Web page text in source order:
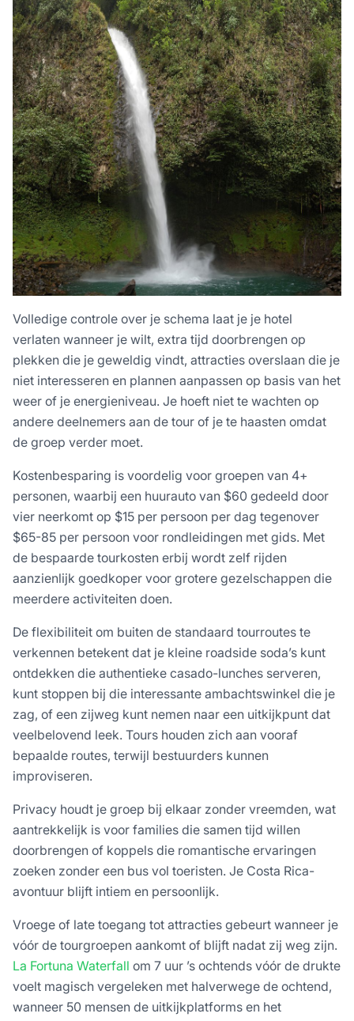
Volledige controle over je schema laat je je hotel
verlaten wanneer je wilt, extra tijd doorbrengen op
plekken die je geweldig vindt, attracties overslaan die je
niet interesseren en plannen aanpassen op basis van het
weer of je energieniveau. Je hoeft niet te wachten op
andere deelnemers aan de tour of je te haasten omdat
de groep verder moet.
Kostenbesparing is voordelig voor groepen van 4+
personen, waarbij een huurauto van $60 gedeeld door
vier neerkomt op $15 per persoon per dag tegenover
$65-85 per persoon voor rondleidingen met gids. Met
de bespaarde tourkosten erbij wordt zelf rijden
aanzienlijk goedkoper voor grotere gezelschappen die
meerdere activiteiten doen.
De flexibiliteit om buiten de standaard tourroutes te
verkennen betekent dat je kleine roadside soda’s kunt
ontdekken die authentieke casado-lunches serveren,
kunt stoppen bij die interessante ambachtswinkel die je
zag, of een zijweg kunt nemen naar een uitkijkpunt dat
veelbelovend leek. Tours houden zich aan vooraf
bepaalde routes, terwijl bestuurders kunnen
improviseren.
Privacy houdt je groep bij elkaar zonder vreemden, wat
aantrekkelijk is voor families die samen tijd willen
doorbrengen of koppels die romantische ervaringen
zoeken zonder een bus vol toeristen. Je Costa Rica-
avontuur blijft intiem en persoonlijk.
Vroege of late toegang tot attracties gebeurt wanneer je
vóór de tourgroepen aankomt of blijft nadat zij weg zijn.
La Fortuna Waterfall om 7 uur ’s ochtends vóór de drukte
voelt magisch vergeleken met halverwege de ochtend,
wanneer 50 mensen de uitkijkplatforms en het